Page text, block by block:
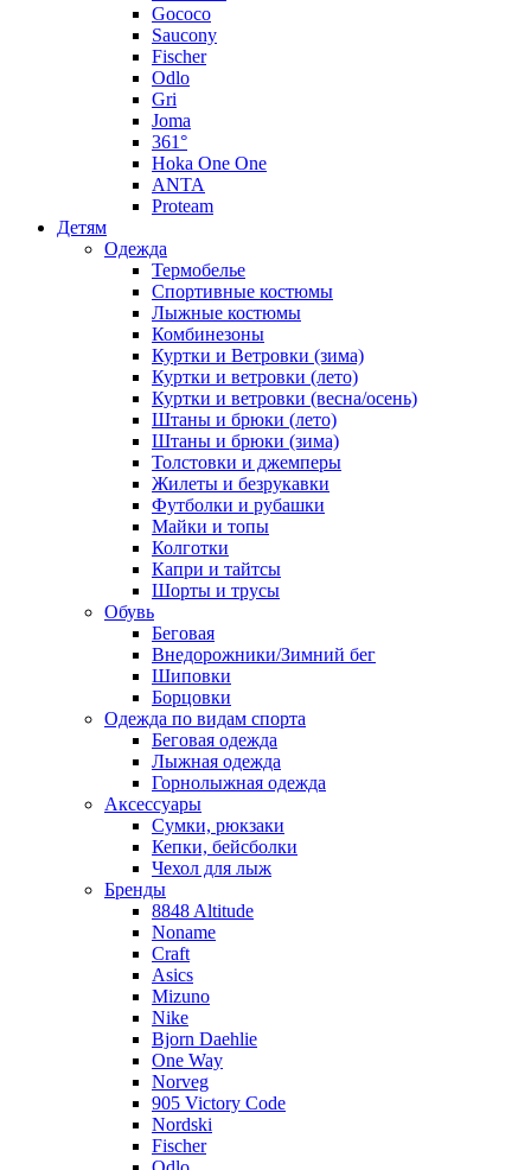
Gococo
Saucony
Fischer
Odlo
Gri
Joma
361°
Hoka One One
ANTA
Proteam
Детям
Одежда
Термобелье
Спортивные костюмы
Лыжные костюмы
Комбинезоны
Куртки и Ветровки (зима)
Куртки и ветровки (лето)
Куртки и ветровки (весна/осень)
Штаны и брюки (лето)
Штаны и брюки (зима)
Толстовки и джемперы
Жилеты и безрукавки
Футболки и рубашки
Майки и топы
Колготки
Капри и тайтсы
Шорты и трусы
Обувь
Беговая
Внедорожники/Зимний бег
Шиповки
Борцовки
Одежда по видам спорта
Беговая одежда
Лыжная одежда
Горнолыжная одежда
Аксессуары
Сумки, рюкзаки
Кепки, бейсболки
Чехол для лыж
Бренды
8848 Altitude
Noname
Craft
Asics
Mizuno
Nike
Bjorn Daehlie
One Way
Norveg
905 Victory Code
Nordski
Fischer